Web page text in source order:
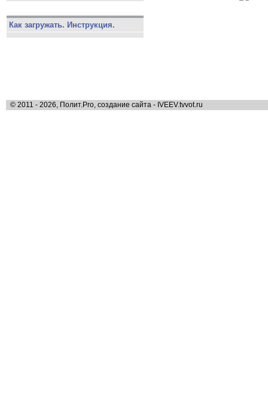
Как загружать. Инструкция.
© 2011 - 2026, Полит.Pro, создание сайта - IVEEV.tvvot.ru